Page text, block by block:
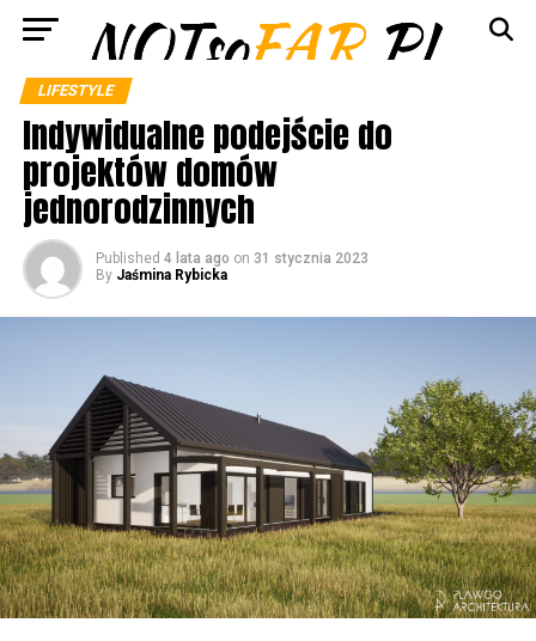
LIFESTYLE
Indywidualne podejście do
projektów domów
jednorodzinnych
Published 4 lata ago on 31 stycznia 2023
By Jaśmina Rybicka